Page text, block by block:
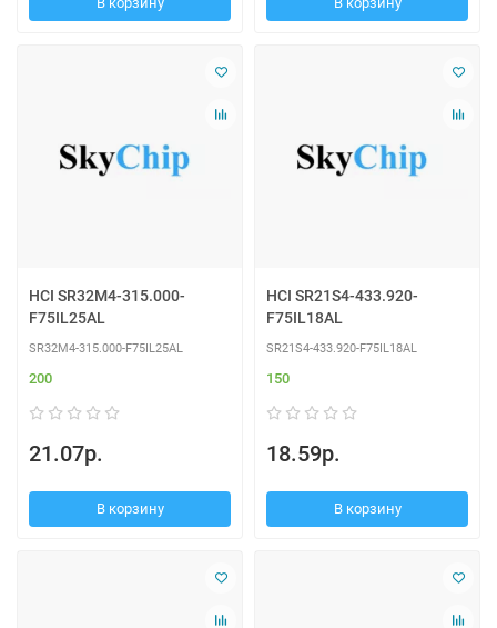
HCI SR32M4-315.000-
F75IL25AL
SR32M4-315.000-F75IL25AL
200
21.07р.
В корзину
HCI SR21S4-433.920-
F75IL18AL
SR21S4-433.920-F75IL18AL
150
18.59р.
В корзину